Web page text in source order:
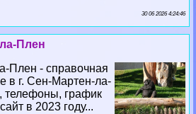
30 06 2026 4:24:46
Плен
Плен - справочная
в г. Сен-Мартен-ла-
телефоны, график
в 2023 году...